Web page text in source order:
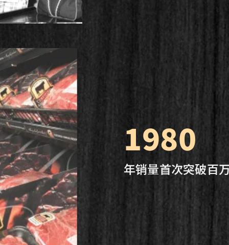
1980
年销量首次突破百